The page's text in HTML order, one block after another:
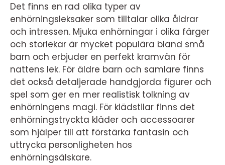
Det finns en rad olika typer av
enhörningsleksaker som tilltalar olika åldrar
och intressen. Mjuka enhörningar i olika färger
och storlekar är mycket populära bland små
barn och erbjuder en perfekt kramvän för
nattens lek. För äldre barn och samlare finns
det också detaljerade handgjorda figurer och
spel som ger en mer realistisk tolkning av
enhörningens magi. För klädstilar finns det
enhörningstryckta kläder och accessoarer
som hjälper till att förstärka fantasin och
uttrycka personligheten hos
enhörningsälskare.